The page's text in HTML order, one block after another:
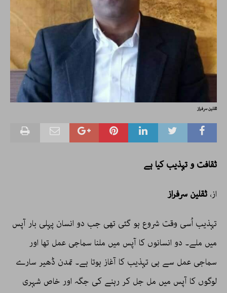
ثقلین سرفراز
ثقافت و تہذیب کیا ہے
از، ثقلین سرفراز
تہذیب اُسی وقت شروع ہو گئی تھی جب دو انسان پہلی بار آپس
میں ملے۔ دو انسانوں کا آپس میں ملنا سماجی عمل تھا اور
سماجی عمل سے ہی تہذیب کا آغاز ہوتا ہے۔ تمدن ڈھیر سارے
لوگوں کا آپس میں مل جل کر رہنے کی جگہ اور خاص شہری